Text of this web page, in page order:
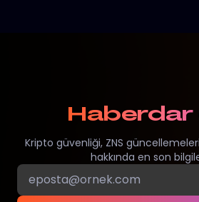
Haberdar
Kripto güvenliği, ZNS
hakkında en son